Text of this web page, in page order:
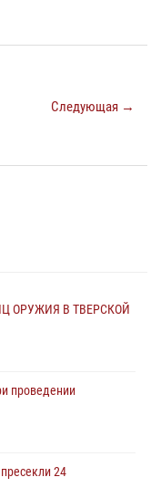
Следующая →
ОРУЖИЯ В ТВЕРСКОЙ
проведении
24